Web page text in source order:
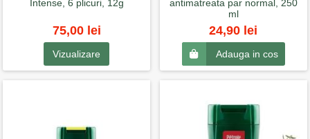
Intense, 6 plicuri, 12g
75,00 lei
Vizualizare
antimatreata par normal, 250
ml
24,90 lei
Adauga in cos